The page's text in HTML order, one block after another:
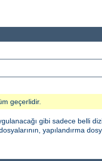
geçerlidir.
gibi sadece belli
yapılandırma